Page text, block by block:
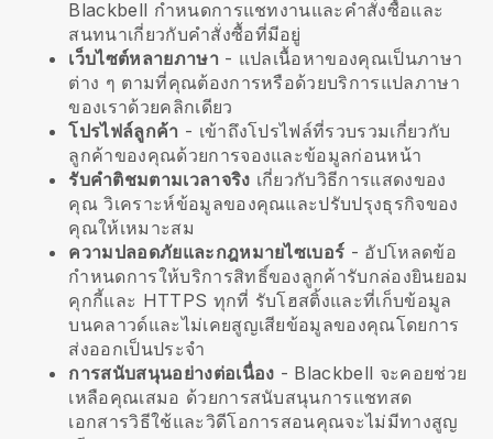
Blackbell กำหนดการแชทงานและคำสั่งซื้อและ
สนทนาเกี่ยวกับคำสั่งซื้อที่มีอยู่
เว็บไซต์หลายภาษา - แปลเนื้อหาของคุณเป็นภาษา
ต่าง ๆ ตามที่คุณต้องการหรือด้วยบริการแปลภาษา
ของเราด้วยคลิกเดียว
โปรไฟล์ลูกค้า - เข้าถึงโปรไฟล์ที่รวบรวมเกี่ยวกับ
ลูกค้าของคุณด้วยการจองและข้อมูลก่อนหน้า
รับคำติชมตามเวลาจริง เกี่ยวกับวิธีการแสดงของ
คุณ วิเคราะห์ข้อมูลของคุณและปรับปรุงธุรกิจของ
คุณให้เหมาะสม
ความปลอดภัยและกฎหมายไซเบอร์ - อัปโหลดข้อ
กำหนดการให้บริการสิทธิ์ของลูกค้ารับกล่องยินยอม
คุกกี้และ HTTPS ทุกที่ รับโฮสติ้งและที่เก็บข้อมูล
บนคลาวด์และไม่เคยสูญเสียข้อมูลของคุณโดยการ
ส่งออกเป็นประจำ
การสนับสนุนอย่างต่อเนื่อง - Blackbell จะคอยช่วย
เหลือคุณเสมอ ด้วยการสนับสนุนการแชทสด
เอกสารวิธีใช้และวิดีโอการสอนคุณจะไม่มีทางสูญ